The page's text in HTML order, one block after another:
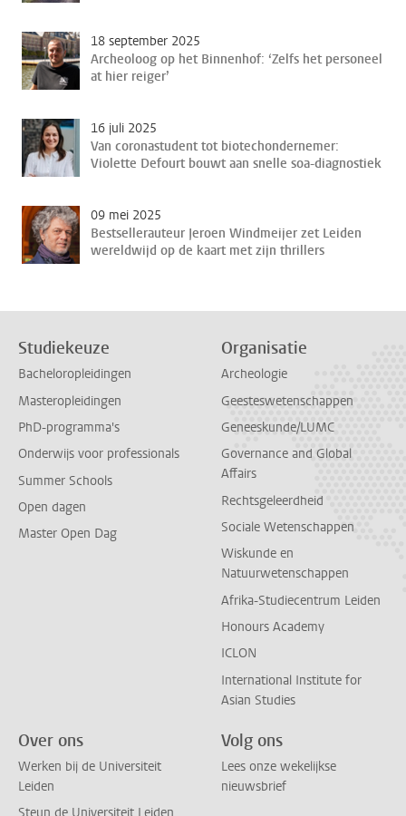
18 september 2025
Archeoloog op het Binnenhof: ‘Zelfs het personeel
at hier reiger’
16 juli 2025
Van coronastudent tot biotechondernemer:
Violette Defourt bouwt aan snelle soa-diagnostiek
09 mei 2025
Bestsellerauteur Jeroen Windmeijer zet Leiden
wereldwijd op de kaart met zijn thrillers
Studiekeuze
Bacheloropleidingen
Masteropleidingen
PhD-programma's
Onderwijs voor professionals
Summer Schools
Open dagen
Master Open Dag
Organisatie
Archeologie
Geesteswetenschappen
Geneeskunde/LUMC
Governance and Global
Affairs
Rechtsgeleerdheid
Sociale Wetenschappen
Wiskunde en
Natuurwetenschappen
Afrika-Studiecentrum Leiden
Honours Academy
ICLON
International Institute for
Asian Studies
Over ons
Werken bij de Universiteit
Leiden
Volg ons
Lees onze wekelijkse
nieuwsbrief